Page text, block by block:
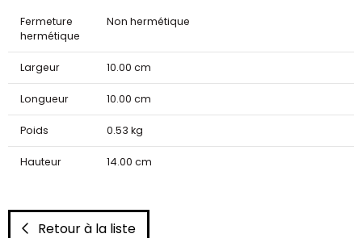
Fermeture
hermétique
Non hermétique
Largeur 10.00 cm
Longueur 10.00 cm
Poids 0.53 kg
Hauteur 14.00 cm
Retour à la liste